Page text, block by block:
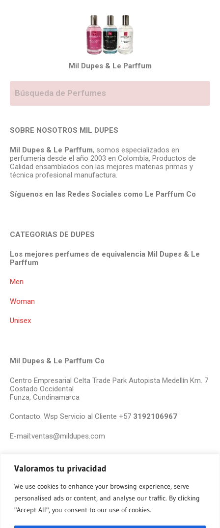
Valoramos tu privacidad
We use cookies to enhance your browsing experience, serve
personalised ads or content, and analyse our traffic. By clicking
"Accept All", you consent to our use of cookies.
Mil Dupes & Le Parffum
SOBRE NOSOTROS MIL DUPES
Mil Dupes & Le Parffum, somos especializados en
perfumeria desde el año 2003 en Colombia, Productos de
Calidad ensamblados con las mejores materias primas y
técnica profesional manufactura.
Síguenos en las Redes Sociales como Le Parffum Co
CATEGORIAS DE DUPES
Los mejores perfumes de equivalencia Mil Dupes & Le
Parffum
Men
Woman
Unisex
Mil Dupes & Le Parffum Co
Centro Empresarial Celta Trade Park Autopista Medellín Km. 7
Costado Occidental
Funza, Cundinamarca
Contacto. Wsp Servicio al Cliente +57 3192106967
E-mail:ventas@mildupes.com